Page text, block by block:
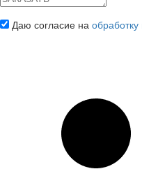
Даю согласие на